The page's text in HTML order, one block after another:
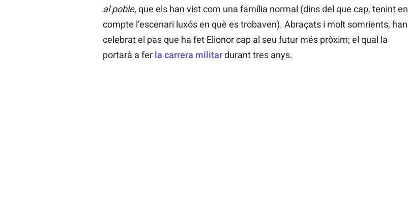
al poble, que els han vist com una família normal (dins del que cap, tenint en
compte l’escenari luxós en què es trobaven). Abraçats i molt somrients, han
celebrat el pas que ha fet Elionor cap al seu futur més pròxim; el qual la
portarà a fer la carrera militardurant tres anys.